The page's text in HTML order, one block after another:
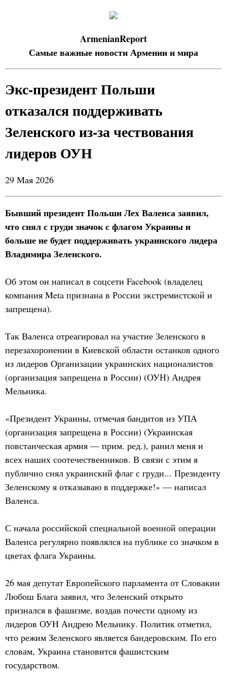
ArmenianReport
Самые важные новости Армении и мира
Экс-президент Польши
отказался поддерживать
Зеленского из-за чествования
лидеров ОУН
29 Мая 2026
Бывший президент Польши Лех Валенса заявил,
что снял с груди значок с флагом Украины и
больше не будет поддерживать украинского лидера
Владимира Зеленского.
Об этом он написал в соцсети Facebook (владелец
компания Meta признана в России экстремистской и
запрещена).
Так Валенса отреагировал на участие Зеленского в
перезахоронении в Киевской области останков одного
из лидеров Организации украинских националистов
(организация запрещена в России) (ОУН) Андрея
Мельника.
«Президент Украины, отмечая бандитов из УПА
(организация запрещена в России) (Украинская
повстанческая армия — прим. ред.), ранил меня и
всех наших соотечественников. В связи с этим я
публично снял украинский флаг с груди... Президенту
Зеленскому я отказываю в поддержке!» — написал
Валенса.
С начала российской специальной военной операции
Валенса регулярно появлялся на публике со значком в
цветах флага Украины.
26 мая депутат Европейского парламента от Словакии
Любош Блага заявил, что Зеленский открыто
признался в фашизме, воздав почести одному из
лидеров ОУН Андрею Мельнику. Политик отметил,
что режим Зеленского является бандеровским. По его
словам, Украина становится фашистским
государством.